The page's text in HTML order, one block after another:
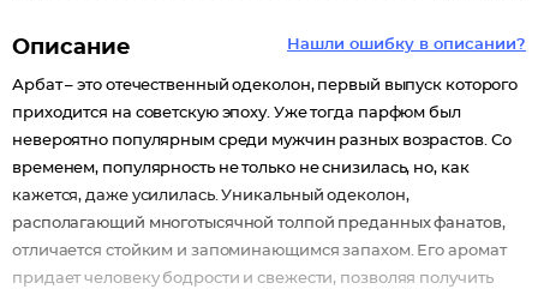
Нашли ошибку в описании?
Описание
Арбат – это отечественный одеколон, первый выпуск которого
приходится на советскую эпоху. Уже тогда парфюм был
невероятно популярным среди мужчин разных возрастов. Со
временем, популярность не только не снизилась, но, как
кажется, даже усилилась. Уникальный одеколон,
располагающий многотысячной толпой преданных фанатов,
отличается стойким и запоминающимся запахом. Его аромат
придает человеку бодрости и свежести, позволяя получить